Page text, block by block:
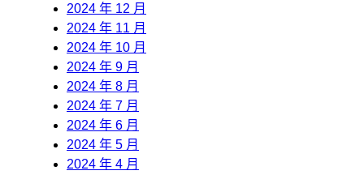
2024 年 12 月
2024 年 11 月
2024 年 10 月
2024 年 9 月
2024 年 8 月
2024 年 7 月
2024 年 6 月
2024 年 5 月
2024 年 4 月